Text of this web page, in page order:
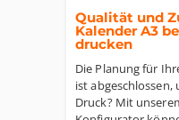
Qualität und
Kalender A3
drucken
Die Planung für
ist
Druck? Mit